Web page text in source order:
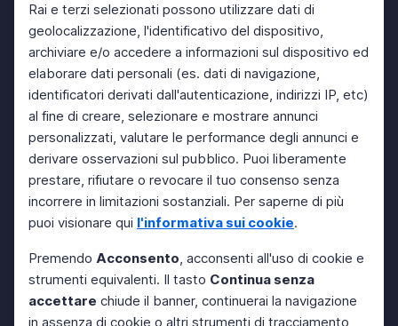
Rai e terzi selezionati possono utilizzare dati di
geolocalizzazione, l'identificativo del dispositivo,
archiviare e/o accedere a informazioni sul dispositivo ed
elaborare dati personali (es. dati di navigazione,
identificatori derivati dall'autenticazione, indirizzi IP, etc)
al fine di creare, selezionare e mostrare annunci
personalizzati, valutare le performance degli annunci e
derivare osservazioni sul pubblico. Puoi liberamente
prestare, rifiutare o revocare il tuo consenso senza
incorrere in limitazioni sostanziali. Per saperne di più
puoi visionare qui l'informativa sui cookie.
Premendo Acconsento, acconsenti all'uso di cookie e
strumenti equivalenti. Il tasto Continua senza
accettare chiude il banner, continuerai la navigazione
in assenza di cookie o altri strumenti di tracciamento